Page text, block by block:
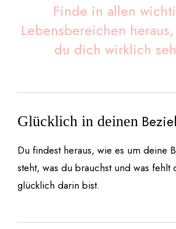
Finde in allen
Lebensbereichen
du dich wirklich
Glücklich in deinen
Du findest heraus, wie es um deine
steht, was du brauchst und was fehlt
glücklich darin bist.